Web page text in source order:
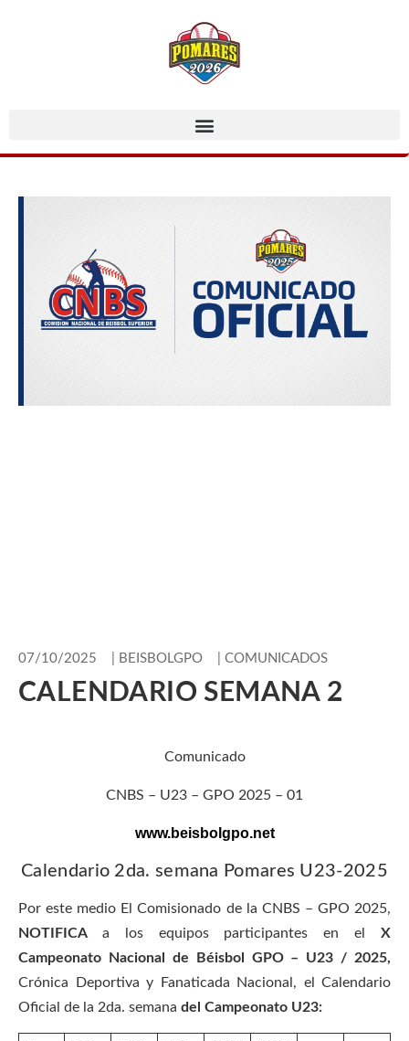
07/10/2025 BEISBOLGPO COMUNICADOS
CALENDARIO SEMANA 2
Comunicado
CNBS – U23 – GPO 2025 – 01
www.beisbolgpo.net
Calendario 2da. semana Pomares U23-2025
Por este medio El Comisionado de la CNBS – GPO 2025,
NOTIFICA a los equipos participantes en elX
Campeonato Nacional de Béisbol GPO – U23 / 2025,
Crónica Deportiva y Fanaticada Nacional, el Calendario
Oficial de la 2da. semana del Campeonato U23: